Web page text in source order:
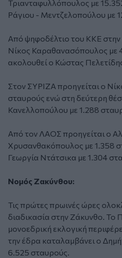
Τριανταφυλλόπουλος με
Ράγιου - Μεντζελοπούλου με
Από ψηφοδέλτιο του ΚΚΕ στην
Νίκος Καραθανασόπουλος με
ακολουθεί ο Κώστας
Στον ΣΥΡΙΖΑ προηγείται ο
σταυρούς ενώ στη δεύτερη
Κανελλοπούλου με 1.288
Από τον ΛΑΟΣ προηγείται ο
Χρυσανθακόπουλος με 1.358
Γεωργία Ντάτσικα με 1.304
Νομός Ζακύνθου:
Τις πρώτες πρωινές ώρες
διαδικασία στην Ζάκυνθο.
μονοεδρική εκλογική
την έδρα καταλαμβάνει ο
6.525 σταυρούς.